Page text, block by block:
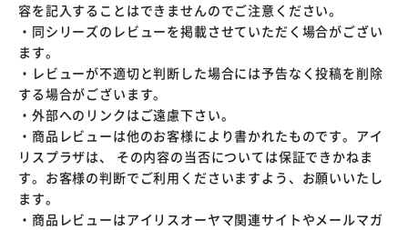
容を記入することはできませんのでご注意ください。
・同シリーズのレビューを掲載させていただく場合がござい
ます。
・レビューが不適切と判断した場合には予告なく投稿を削除
する場合がございます。
・外部へのリンクはご遠慮下さい。
・商品レビューは他のお客様により書かれたものです。アイ
リスプラザは、 その内容の当否については保証できかねま
す。お客様の判断でご利用くださいますよう、お願いいたし
ます。
・商品レビューはアイリスオーヤマ関連サイトやメールマガ